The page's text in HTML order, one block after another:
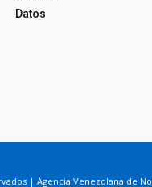
Datos
| Agencia Venezolana de